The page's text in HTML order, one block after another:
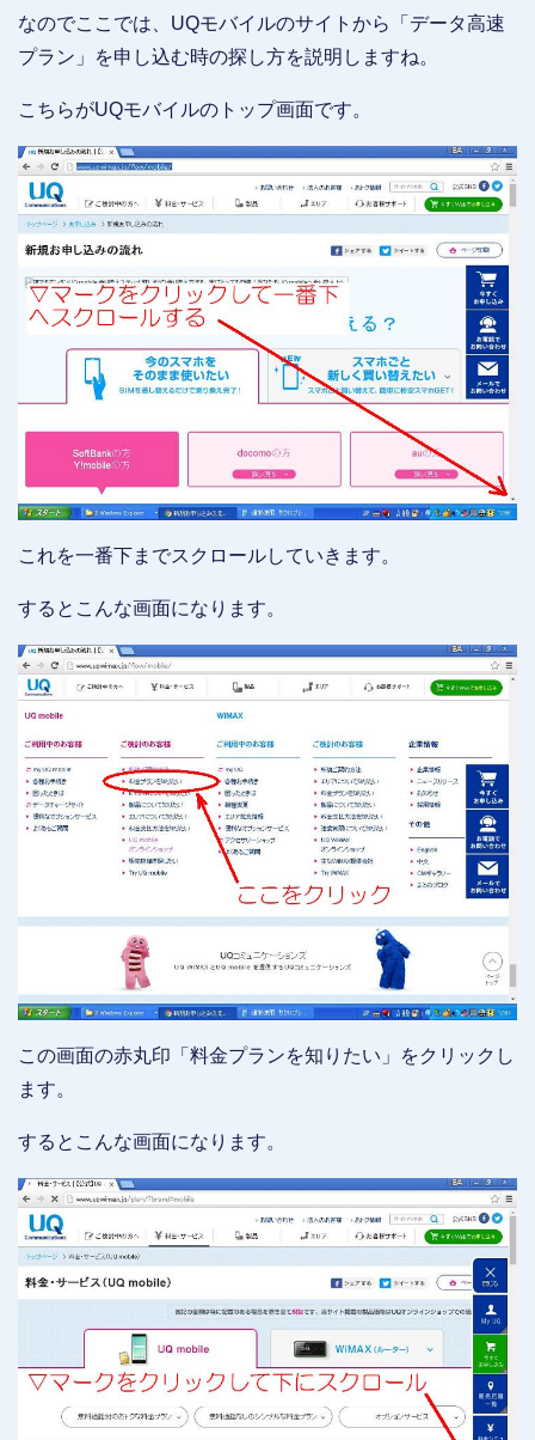
なのでここでは、UQモバイルのサイトから「データ高速
プラン」を申し込む時の探し方を説明しますね。
こちらがUQモバイルのトップ画面です。
これを一番下までスクロールしていきます。
するとこんな画面になります。
この画面の赤丸印「料金プランを知りたい」をクリックし
ます。
するとこんな画面になります。